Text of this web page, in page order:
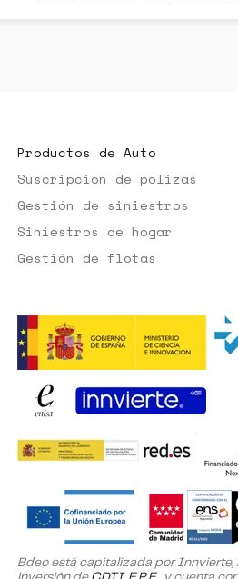
Productos de Auto
Suscripción de pólizas
Gestión de siniestros
Siniestros de hogar
Gestión de flotas
Bdeo está capitalizada por Innvierte,